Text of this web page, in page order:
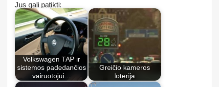
Jus gali patikti:
Volkswagen TAP ir
sistemos padedančios
vairuotojui…
Greičio kameros
loterija